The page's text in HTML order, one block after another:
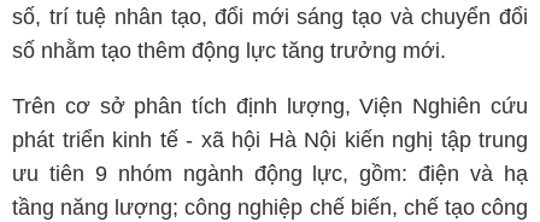
số, trí tuệ nhân tạo, đổi mới sáng tạo và chuyển đổi
số nhằm tạo thêm động lực tăng trưởng mới.
Trên cơ sở phân tích định lượng, Viện Nghiên cứu
phát triển kinh tế - xã hội Hà Nội kiến nghị tập trung
ưu tiên 9 nhóm ngành động lực, gồm: điện và hạ
tầng năng lượng; công nghiệp chế biến, chế tạo công